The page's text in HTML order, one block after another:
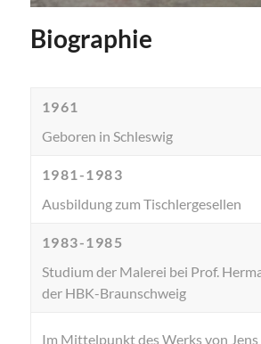
Biographie
1961
Geboren in Schleswig
1981-1983
Ausbildung zum Tischlergesellen
1983-1985
Studium der Malerei bei Prof.
der HBK-Braunschweig
Im Mittelpunkt des Werks von